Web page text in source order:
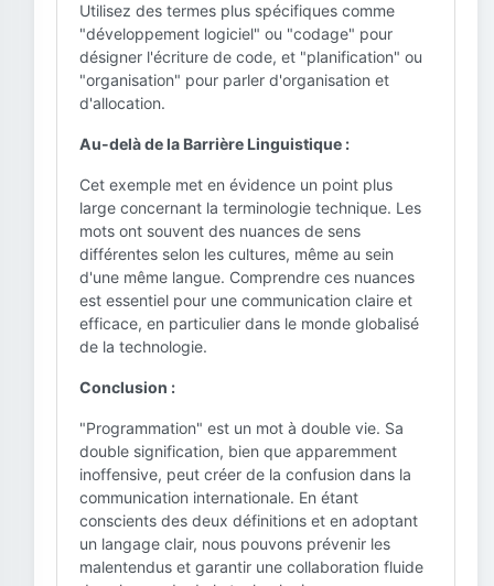
Utilisez des termes plus spécifiques comme
"développement logiciel" ou "codage" pour
désigner l'écriture de code, et "planification" ou
"organisation" pour parler d'organisation et
d'allocation.
Au-delà de la Barrière Linguistique :
Cet exemple met en évidence un point plus
large concernant la terminologie technique. Les
mots ont souvent des nuances de sens
différentes selon les cultures, même au sein
d'une même langue. Comprendre ces nuances
est essentiel pour une communication claire et
efficace, en particulier dans le monde globalisé
de la technologie.
Conclusion :
"Programmation" est un mot à double vie. Sa
double signification, bien que apparemment
inoffensive, peut créer de la confusion dans la
communication internationale. En étant
conscients des deux définitions et en adoptant
un langage clair, nous pouvons prévenir les
malentendus et garantir une collaboration fluide